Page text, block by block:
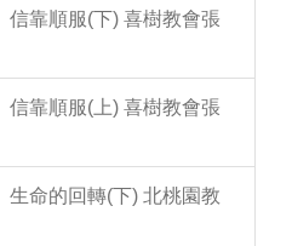
信靠順服(下) 喜樹教會張
信靠順服(上) 喜樹教會張
生命的回轉(下) 北桃園教